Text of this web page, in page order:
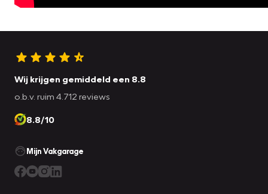
Wij krijgen gemiddeld een 8.8
o.b.v. ruim 4.712 reviews
8.8/10
Mijn Vakgarage